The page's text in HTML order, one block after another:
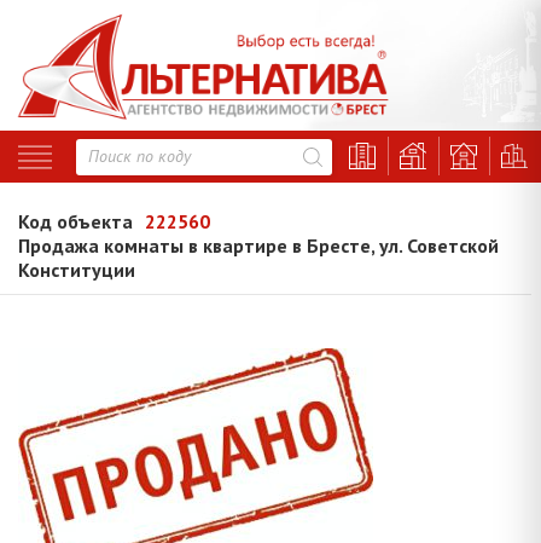
Код объекта 222560
Продажа комнаты в квартире в Бресте, ул. Советской
Конституции